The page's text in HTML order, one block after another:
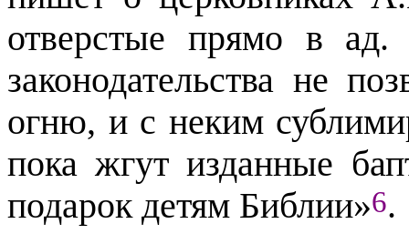
отверстые прямо в ад.
законодательства не
огню, и с неким
пока жгут изданные
подарок детям Библии»6.